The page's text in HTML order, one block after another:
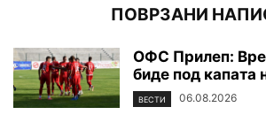
ПОВРЗАНИ
ОФС Прилеп:
биде под капата
ВЕСТИ 06.08.2026